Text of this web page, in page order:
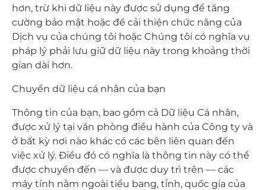
hơn, trừ khi dữ liệu này được sử dụng để tăng
cường bảo mật hoặc để cải thiện chức năng của
Dịch vụ của chúng tôi hoặc Chúng tôi có nghĩa vụ
pháp lý phải lưu giữ dữ liệu này trong khoảng thời
gian dài hơn.
Chuyển dữ liệu cá nhân của bạn
Thông tin của bạn, bao gồm cả Dữ liệu Cá nhân,
được xử lý tại văn phòng điều hành của Công ty và
ở bất kỳ nơi nào khác có các bên liên quan đến
việc xử lý. Điều đó có nghĩa là thông tin này có thể
được chuyển đến — và được duy trì trên — các
máy tính nằm ngoài tiểu bang, tỉnh, quốc gia của